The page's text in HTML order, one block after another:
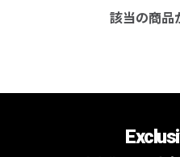
該当の商品